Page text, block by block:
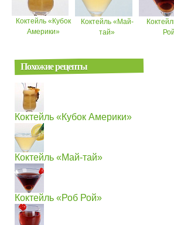
Коктейль «Кубок
Америки»
Коктейль «Май-
тай»
Похожие рецепты
Коктейль «Кубок Америки»
Коктейль «Май-тай»
Коктейль «Роб Рой»